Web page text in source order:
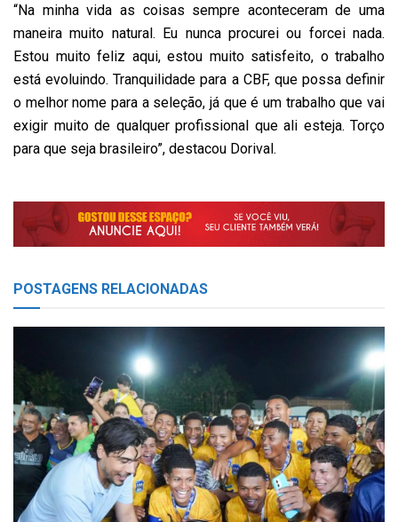
“Na minha vida as coisas sempre aconteceram de uma
maneira muito natural. Eu nunca procurei ou forcei nada.
Estou muito feliz aqui, estou muito satisfeito, o trabalho
está evoluindo. Tranquilidade para a CBF, que possa definir
o melhor nome para a seleção, já que é um trabalho que vai
exigir muito de qualquer profissional que ali esteja. Torço
para que seja brasileiro”, destacou Dorival.
POSTAGENS RELACIONADAS